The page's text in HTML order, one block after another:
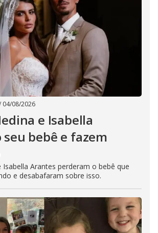
04/08/2026
e Isabella
seu bebê e fazem
Isabella Arantes perderam o bebê que
e desabafaram sobre isso.